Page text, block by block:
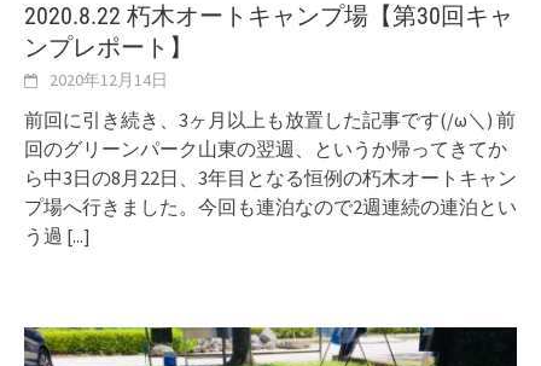
2020.8.22 朽木オートキャンプ場【第30回キャ
ンプレポート】
2020年12月14日
前回に引き続き、3ヶ月以上も放置した記事です(/ω＼) 前
回のグリーンパーク山東の翌週、というか帰ってきてか
ら中3日の8月22日、3年目となる恒例の朽木オートキャン
プ場へ行きました。今回も連泊なので2週連続の連泊とい
う過 [...]